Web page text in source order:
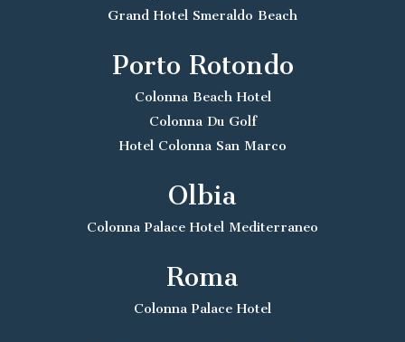
Grand Hotel Smeraldo Beach
Porto Rotondo
Colonna Beach Hotel
Colonna Du Golf
Hotel Colonna San Marco
Olbia
Colonna Palace Hotel Mediterraneo
Roma
Colonna Palace Hotel